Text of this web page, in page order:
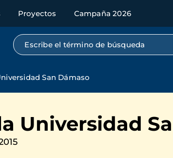
Proyectos Campaña 2026
Búsqueda por texto completo
San Dámaso
Universidad